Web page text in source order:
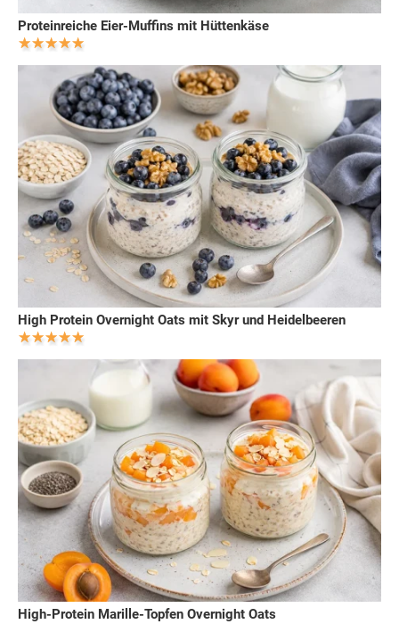
Proteinreiche Eier-Muffins mit Hüttenkäse
High Protein Overnight Oats mit Skyr und Heidelbeeren
High-Protein Marille-Topfen Overnight Oats